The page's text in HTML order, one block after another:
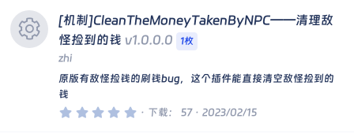
图
0
星
[机制]CleanTheMoneyTakenByNPC——清理敌
怪捡到的钱 v1.0.0.0 1枚
zhi
原版有敌怪捡钱的刷钱bug，这个插件能直接清空敌怪捡到的
钱
5 下载 57 2023/02/15